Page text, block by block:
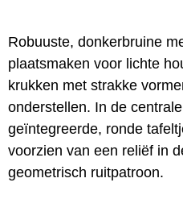
Robuuste, donkerbruine
plaatsmaken voor lichte
krukken met strakke
onderstellen. In de
geïntegreerde, ronde
voorzien van een reliëf in
geometrisch ruitpatroon.